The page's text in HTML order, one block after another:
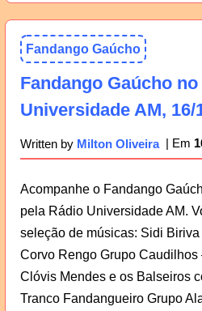
Fandango Gaúcho
Fandango Gaúcho
Universidade AM, 16/
Written by Milton Oliveira
Acompanhe o Fandango
pela Rádio Universidade AM.
seleção de músicas: Sidi
Corvo Rengo Grupo Caudilhos
Clóvis Mendes e os Balseiros
Tranco Fandangueiro Grupo